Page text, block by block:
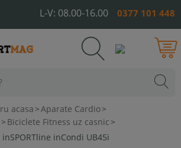
L-V: 08.00-16.00 0377 101 448
acasa >Aparate Cardio>
> Biciclete Fitness uz casnic >
inCondi UB45i